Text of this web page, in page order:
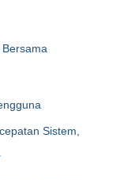
Sistem,